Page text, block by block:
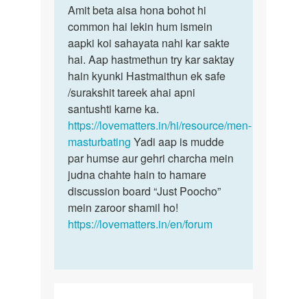
to
Sex
Kara
hai
by
Amit
Amit
beta
aisa
hona
bohot
hi…
Amit beta aisa hona bohot hi
common hai lekin hum ismein
aapki koi sahayata nahi kar sakte
hai. Aap hastmethun try kar saktay
hain kyunki Hastmaithun ek safe
/surakshit tareek ahai apni
santushti karne ka.
https://lovematters.in/hi/resource/men-
masturbating Yadi aap is mudde
par humse aur gehri charcha mein
judna chahte hain to hamare
discussion board “Just Poocho”
mein zaroor shamil ho!
https://lovematters.in/en/forum